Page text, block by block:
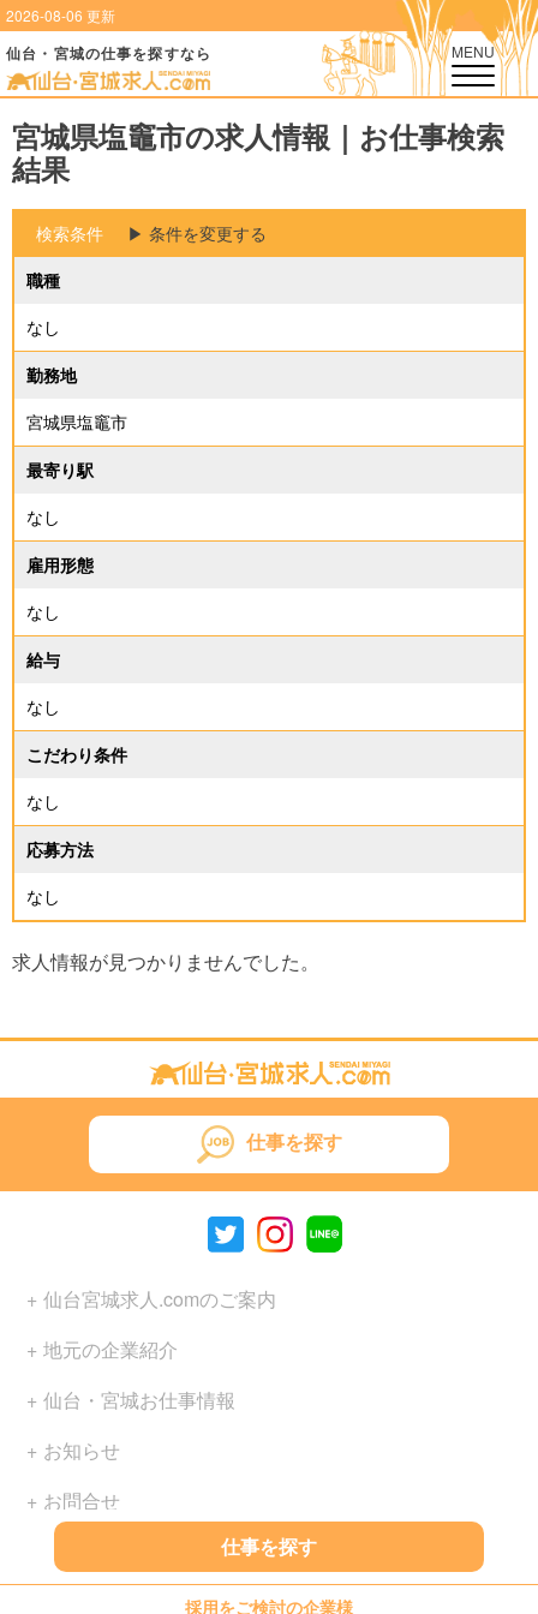
2026-08-06 更新
仙台・宮城の仕事を探すなら MENU
宮城県塩竈市の求人情報｜お仕事検索
結果
検索条件
▶︎ 条件を変更する
職種
なし
勤務地
宮城県塩竈市
最寄り駅
なし
雇用形態
なし
給与
なし
こだわり条件
なし
応募方法
なし
求人情報が見つかりませんでした。
仕事を探す
採用をご検討の企業様
仕事を探す
仙台宮城求人.comのご案内
地元の企業紹介
仙台・宮城お仕事情報
お知らせ
お問合せ
プライバシーポリシー